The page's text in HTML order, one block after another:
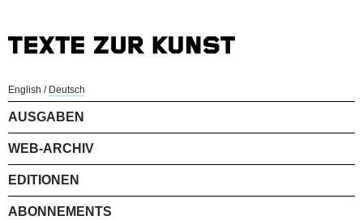
English / Deutsch
AUSGABEN
WEB-ARCHIV
EDITIONEN
ABONNEMENTS